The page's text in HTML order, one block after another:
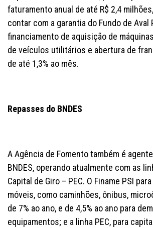
faturamento anual de até R$ 2,4
contar com a garantia do Fundo de Aval
financiamento de aquisição de
de veículos utilitários e abertura de
de até 1,3% ao mês.
Repasses do BNDES
A Agência de Fomento também é
BNDES, operando atualmente com as
Capital de Giro – PEC. O Finame PSI
móveis, como caminhões, ônibus,
de 7% ao ano, e de 4,5% ao ano para
equipamentos; e a linha PEC, para